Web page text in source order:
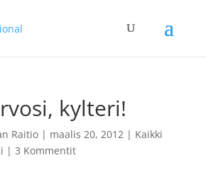
kylteri!
Raitio| maalis 20, 2012| Kaikki
| 3 Kommentit